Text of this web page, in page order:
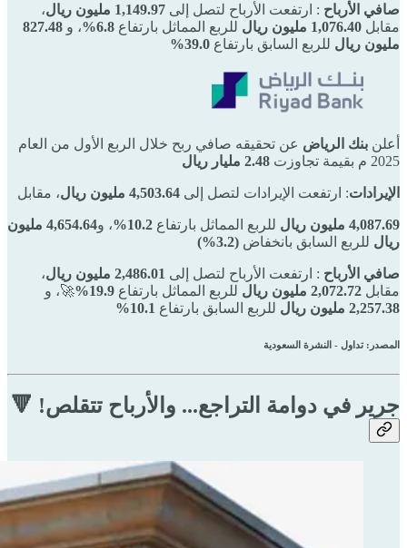
صافي الأرباح : ارتفعت الأرباح لتصل إلى
،
مقابل 1,076.40 مليون ريال للربع المماثل بارتفاع 6.8% ، و 827.48
مليون ريال للربع السابق بارتفاع 39.0%
أعلن بنك الرياض عن تحقيقه صافي ربح خلال الربع الأول من العام
2025 م بقيمة تجاوزت
2.48 مليار ريال
الإيرادات: ارتفعت الإيرادات لتصل إلى ، مقابل
4,087.69 مليون ريال للربع المماثل بارتفاع 10.2% ، و
4,654.64 مليون
ريال للربع السابق بانخفاض (3.2%)
صافي الأرباح : ارتفعت الأرباح لتصل إلى
،
مقابل 2,072.72 مليون ريال للربع المماثل بارتفاع 19.9%
🚀، و
2,257.38 مليون ريال
للربع السابق بارتفاع 10.1%
المصدر: تداول - النشرة السعودية
جرير في دوامة التراجع... والأرباح تتقلص! 🔻